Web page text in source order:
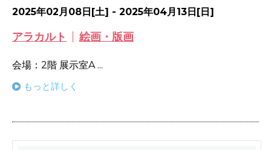
2025年02月08日[土] - 2025年04月13日[日]
アラカルト 絵画・版画
会場：2階 展示室A ...
もっと詳しく